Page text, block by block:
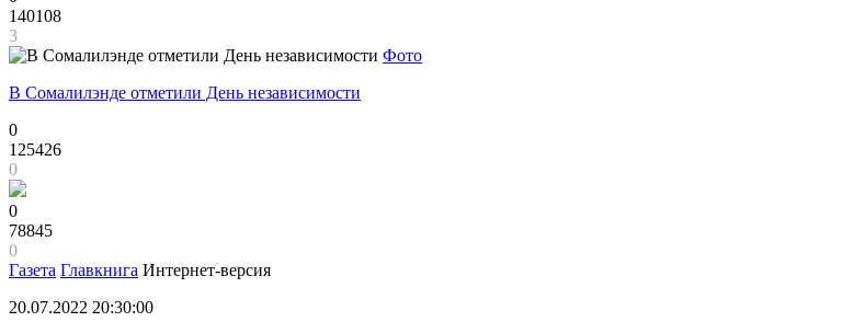
140108
3
Фото
В Сомалилэнде отметили День независимости
0
125426
0
0
78845
0
Газета Главкнига Интернет-версия
20.07.2022 20:30:00